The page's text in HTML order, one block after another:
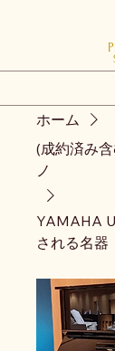
ホーム
(成約済み
ノ
YAMAHA
される名器